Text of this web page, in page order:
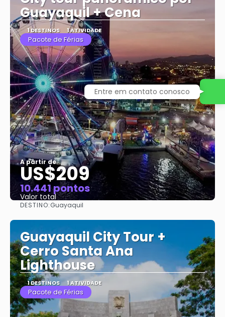
Guayaquil + Cena
1 DESTINOS 1 ATIVIDADE
Pacote de Férias
A partir de
US$209
10.441 pontos
Valor total
DESTINO:Guayaquil
Guayaquil City Tour +
Cerro Santa Ana
Lighthouse
1 DESTINOS 1 ATIVIDADE
Pacote de Férias
Entre em contato conosco